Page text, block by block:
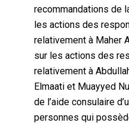
recommandations de
les actions des
relativement à Maher
sur les actions des
relativement à
Elmaati et Muayyed
de l’aide consulaire
personnes qui